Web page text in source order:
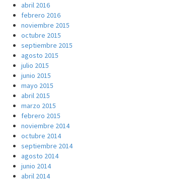
abril 2016
febrero 2016
noviembre 2015
octubre 2015
septiembre 2015
agosto 2015
julio 2015
junio 2015
mayo 2015
abril 2015
marzo 2015
febrero 2015
noviembre 2014
octubre 2014
septiembre 2014
agosto 2014
junio 2014
abril 2014